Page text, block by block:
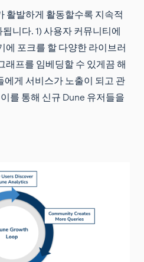
활발하게 활동할수록 지속적
니다. 1) 사용자 커뮤니티에
에 포크를 할 다양한 라이브러
래프를 임베딩할 수 있게끔 해
게 서비스가 노출이 되고 관
를 통해 신규 Dune 유저들을